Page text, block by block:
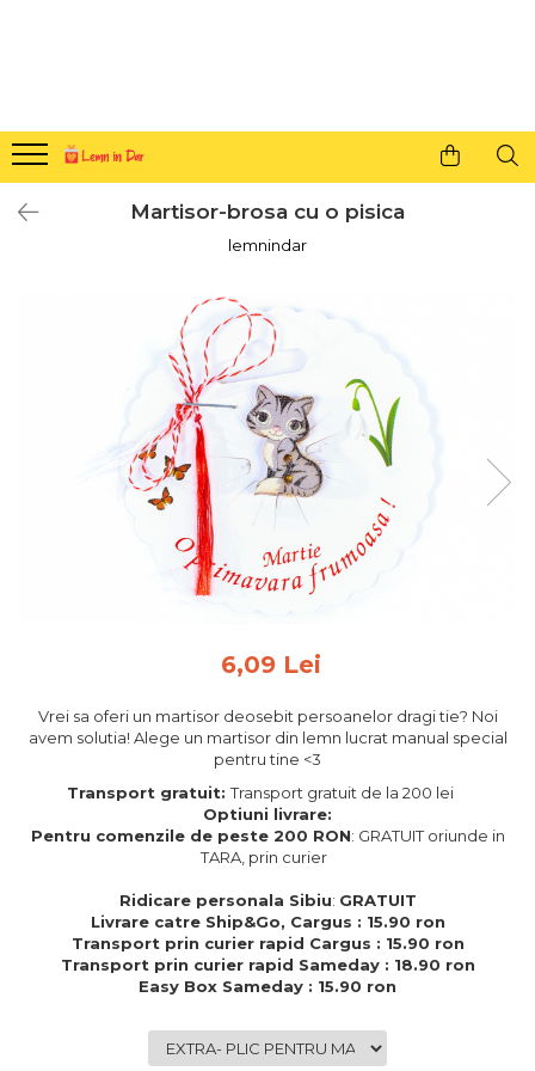
Agende din lemn
Agende 10x10
Semne de carte
Decoratiuni cu lumina
Decoratiuni pentru cei dragi
Decoratiuni cu peisaje de iarna
Sosete de Craciun
Magneti de Craciun
Jucarii din lemn
Tablouri personalizate
Insigne
Felicitari din lemn
Felicitari pentru cei dragi
Rame foto din lemn
Aromaterapie
Papioane din lemn
Decoratiuni pentru casa
Genti si portofele barbati din
Martisor-brosa cu o pisica
lemnindar
6,09 Lei
Vrei sa oferi un martisor deosebit persoanelor dragi tie? Noi
avem solutia! Alege un martisor din lemn lucrat manual special
pentru tine <3
Transport gratuit:Transport gratuit de la 200 lei
Optiuni livrare:
Pentru comenzile de peste 200 RON: GRATUIT oriunde in
TARA, prin curier
Ridicare personala Sibiu: GRATUIT
Livrare catre Ship&Go, Cargus : 15.90 ron
Transport prin curier rapid Cargus : 15.90 ron
Transport prin curier rapid Sameday : 18.90 ron
Easy Box Sameday : 15.90 ron